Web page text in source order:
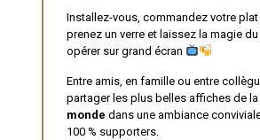
Installez-vous, commandez votre plat
prenez un verre et laissez la magie du
opérer sur grand écran
Entre amis, en famille ou entre
partager les plus belles affiches de la
monde dans une ambiance
100 % supporters.